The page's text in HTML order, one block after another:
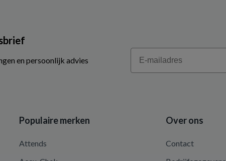
en persoonlijk advies
Email
Populaire merken
Attends
Over ons
Contact